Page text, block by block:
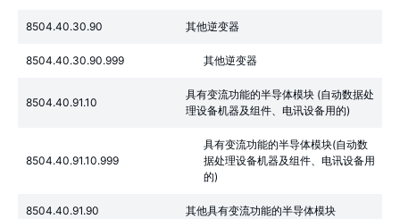
8504.40.30.90 其他逆变器
8504.40.30.90.999 其他逆变器
8504.40.91.10
具有变流功能的半导体模块 (自动数据处
理设备机器及组件、电讯设备用的)
8504.40.91.10.999
具有变流功能的半导体模块(自动数
据处理设备机器及组件、电讯设备用
的)
8504.40.91.90 其他具有变流功能的半导体模块